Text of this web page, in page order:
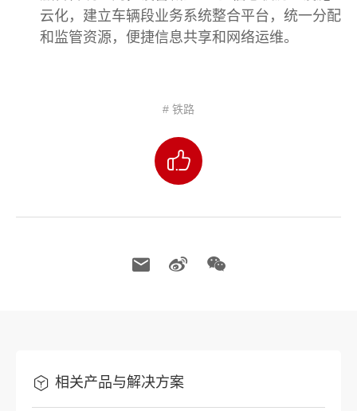
云化，建立车辆段业务系统整合平台，统一分配
和监管资源，便捷信息共享和网络运维。
# 铁路
相关产品与解决方案